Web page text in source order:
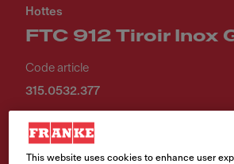
Hottes
FTC 912 Tiroir Inox
Code article
315.0532.377
This website uses cookies to enhance user